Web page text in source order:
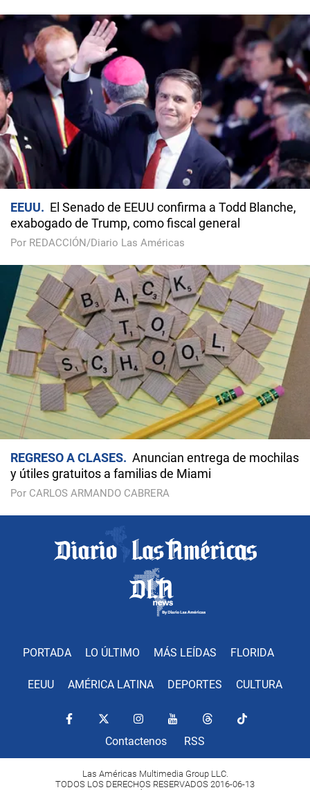
EEUU
El Senado de EEUU confirma a Todd Blanche,
exabogado de Trump, como fiscal general
Por REDACCIÓN/Diario Las Américas
REGRESO A CLASES
Anuncian entrega de mochilas
y útiles gratuitos a familias de Miami
Por CARLOS ARMANDO CABRERA
PORTADA LO ÚLTIMO MÁS LEÍDAS FLORIDA
EEUU AMÉRICA LATINA DEPORTES CULTURA
Contactenos RSS
Las Américas Multimedia Group LLC.
TODOS LOS DERECHOS RESERVADOS 2016-06-13